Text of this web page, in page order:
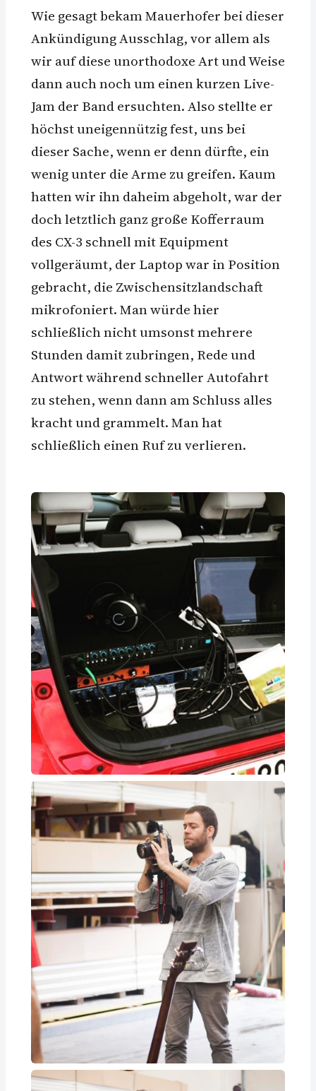
Wie gesagt bekam Mauerhofer bei dieser
Ankündigung Ausschlag, vor allem als
wir auf diese unorthodoxe Art und Weise
dann auch noch um einen kurzen Live-
Jam der Band ersuchten. Also stellte er
höchst uneigennützig fest, uns bei
dieser Sache, wenn er denn dürfte, ein
wenig unter die Arme zu greifen. Kaum
hatten wir ihn daheim abgeholt, war der
doch letztlich ganz große Kofferraum
des CX-3 schnell mit Equipment
vollgeräumt, der Laptop war in Position
gebracht, die Zwischensitzlandschaft
mikrofoniert. Man würde hier
schließlich nicht umsonst mehrere
Stunden damit zubringen, Rede und
Antwort während schneller Autofahrt
zu stehen, wenn dann am Schluss alles
kracht und grammelt. Man hat
schließlich einen Ruf zu verlieren.